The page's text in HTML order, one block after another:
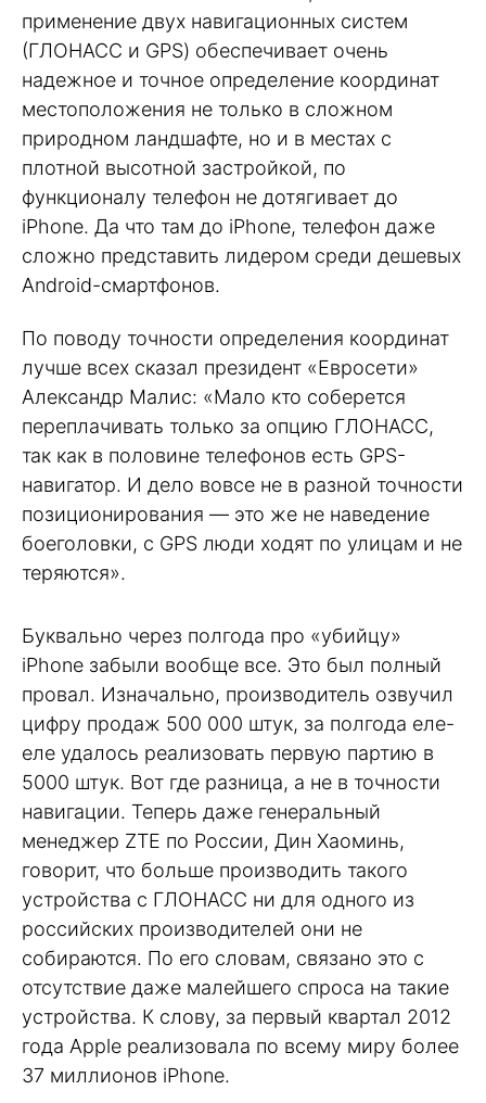
применение двух навигационных систем
(ГЛОНАСС и GPS) обеспечивает очень
надежное и точное определение координат
местоположения не только в сложном
природном ландшафте, но и в местах с
плотной высотной застройкой, по
функционалу телефон не дотягивает до
iPhone. Да что там до iPhone, телефон даже
сложно представить лидером среди дешевых
Android-смартфонов.
По поводу точности определения координат
лучше всех сказал президент «Евросети»
Александр Малис: «Мало кто соберется
переплачивать только за опцию ГЛОНАСС,
так как в половине телефонов есть GPS-
навигатор. И дело вовсе не в разной точности
позиционирования — это же не наведение
боеголовки, с GPS люди ходят по улицам и не
теряются».
Буквально через полгода про «убийцу»
iPhone забыли вообще все. Это был полный
провал. Изначально, производитель озвучил
цифру продаж 500 000 штук, за полгода еле-
еле удалось реализовать первую партию в
5000 штук. Вот где разница, а не в точности
навигации. Теперь даже генеральный
менеджер ZTE по России, Дин Хаоминь,
говорит, что больше производить такого
устройства с ГЛОНАСС ни для одного из
российских производителей они не
собираются. По его словам, связано это с
отсутствие даже малейшего спроса на такие
устройства. К слову, за первый квартал 2012
года Apple реализовала по всему миру более
37 миллионов iPhone.